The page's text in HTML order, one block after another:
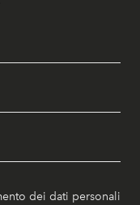
dei dati personali